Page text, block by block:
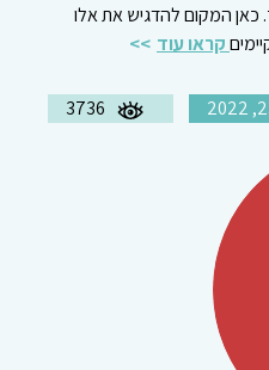
המקום להדגיש את אלו
קראו עוד
3736